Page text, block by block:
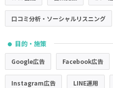
口コミ分析・ソーシャルリスニング
● 目的・施策
Google広告 Facebook広告
Instagram広告 LINE運用